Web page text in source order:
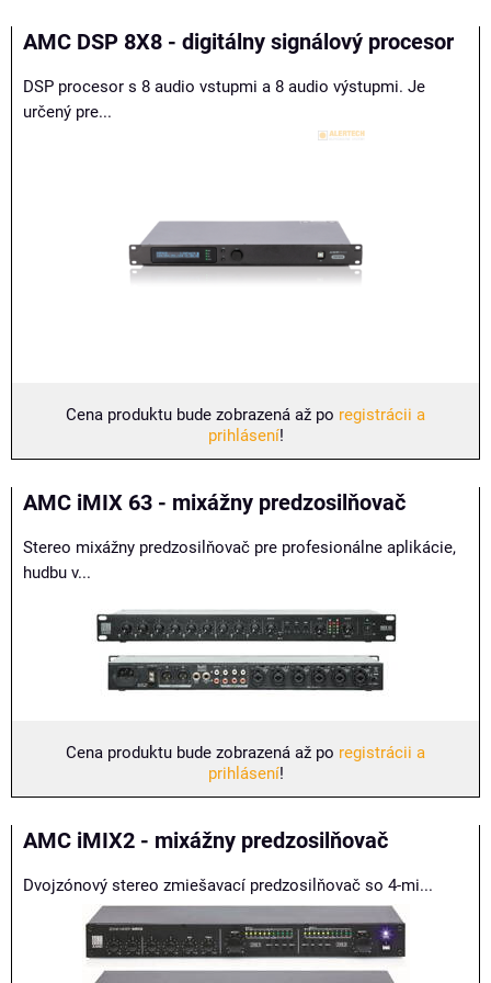
AMC DSP 8X8 - digitálny signálový procesor
DSP procesor s 8 audio vstupmi a 8 audio výstupmi. Je
určený pre...
Cena produktu bude zobrazená až po registrácii a
prihlásení!
AMC iMIX 63 - mixážny predzosilňovač
Stereo mixážny predzosilňovač pre profesionálne aplikácie,
hudbu v...
Cena produktu bude zobrazená až po registrácii a
prihlásení!
AMC iMIX2 - mixážny predzosilňovač
Dvojzónový stereo zmiešavací predzosilňovač so 4-mi...